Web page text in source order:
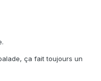
ça fait toujours un